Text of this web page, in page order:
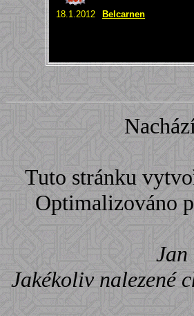
18.1.2012
Belcarnen
Tuto stránku
Optimalizováno
Jan
Jakékoliv nalezené